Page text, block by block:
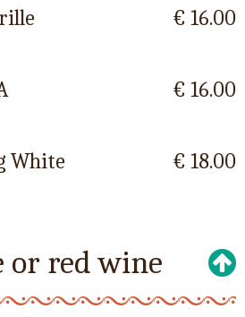
€ 16.00
€ 16.00
White
€ 18.00
or red wine